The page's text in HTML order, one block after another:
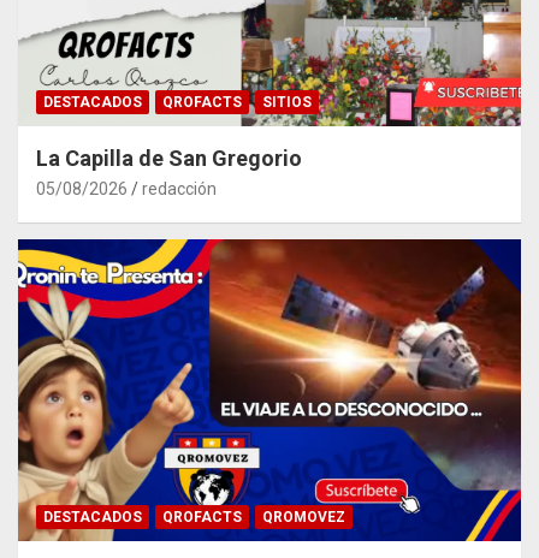
DESTACADOS QROFACTS SITIOS
La Capilla de San Gregorio
05/08/2026 redacción
DESTACADOS QROFACTS QROMOVEZ